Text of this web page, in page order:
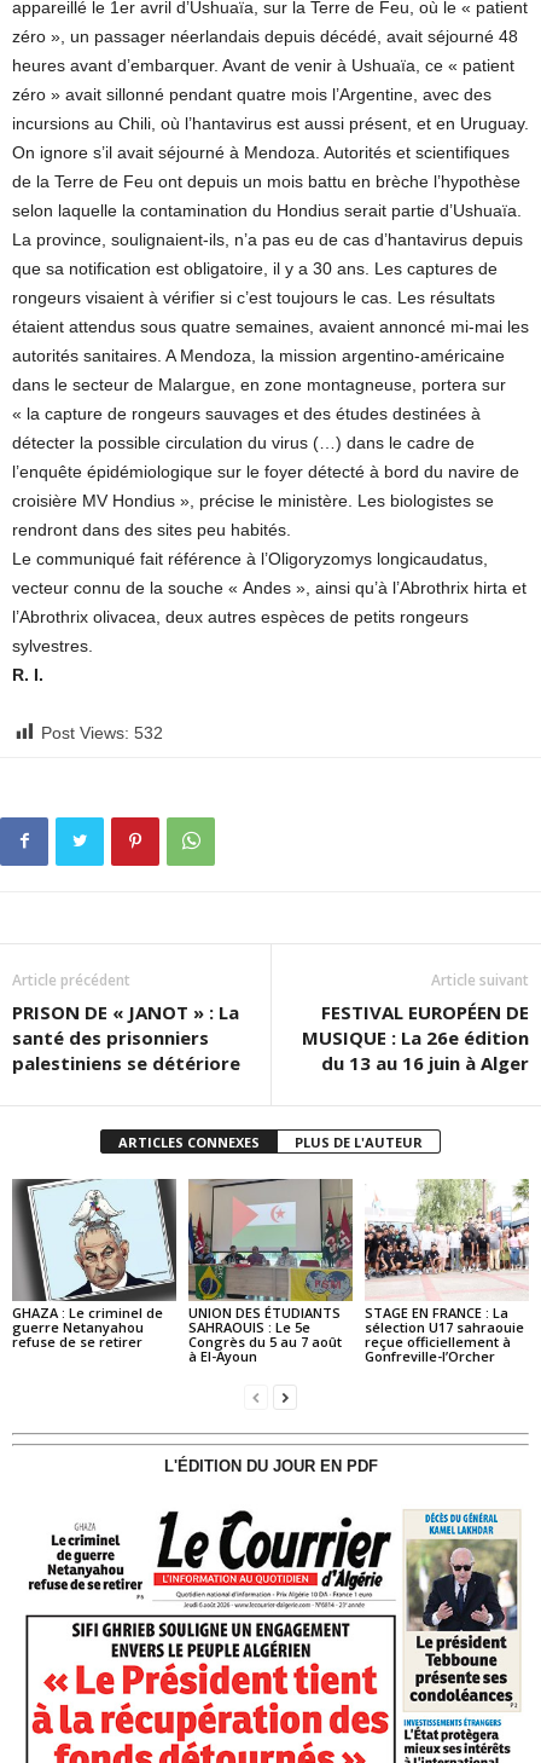
appareillé le 1er avril d’Ushuaïa, sur la Terre de Feu, où le « patient
zéro », un passager néerlandais depuis décédé, avait séjourné 48
heures avant d’embarquer. Avant de venir à Ushuaïa, ce « patient
zéro » avait sillonné pendant quatre mois l’Argentine, avec des
incursions au Chili, où l’hantavirus est aussi présent, et en Uruguay.
On ignore s’il avait séjourné à Mendoza. Autorités et scientifiques
de la Terre de Feu ont depuis un mois battu en brèche l’hypothèse
selon laquelle la contamination du Hondius serait partie d’Ushuaïa.
La province, soulignaient-ils, n’a pas eu de cas d’hantavirus depuis
que sa notification est obligatoire, il y a 30 ans. Les captures de
rongeurs visaient à vérifier si c’est toujours le cas. Les résultats
étaient attendus sous quatre semaines, avaient annoncé mi-mai les
autorités sanitaires. A Mendoza, la mission argentino-américaine
dans le secteur de Malargue, en zone montagneuse, portera sur
« la capture de rongeurs sauvages et des études destinées à
détecter la possible circulation du virus (…) dans le cadre de
l’enquête épidémiologique sur le foyer détecté à bord du navire de
croisière MV Hondius », précise le ministère. Les biologistes se
rendront dans des sites peu habités.
Le communiqué fait référence à l’Oligoryzomys longicaudatus,
vecteur connu de la souche « Andes », ainsi qu’à l’Abrothrix hirta et
l’Abrothrix olivacea, deux autres espèces de petits rongeurs
sylvestres.
R. I.
Post Views: 532
Article précédent
PRISON DE « JANOT » : La
santé des prisonniers
palestiniens se détériore
Article suivant
FESTIVAL EUROPÉEN DE
MUSIQUE : La 26e édition
du 13 au 16 juin à Alger
ARTICLES CONNEXES PLUS DE L'AUTEUR
GHAZA : Le criminel de
guerre Netanyahou
refuse de se retirer
UNION DES ÉTUDIANTS
SAHRAOUIS : Le 5e
Congrès du 5 au 7 août
à El-Ayoun
STAGE EN FRANCE : La
sélection U17 sahraouie
reçue officiellement à
Gonfreville-l’Orcher
L'ÉDITION DU JOUR EN PDF